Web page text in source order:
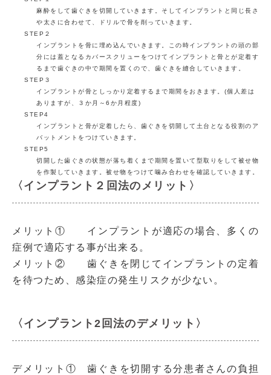
麻酔をして歯ぐきを切開していきます。そしてインプラントと同じ長さ
や太さに合わせて、ドリルで骨を削っていきます。
STEP２
インプラントを骨に埋め込んでいきます。この時インプラントの頭の部
分には蓋となるカバースクリューをつけてインプラントと骨とが定着す
るまで歯ぐきの中で期間を置くので、歯ぐきを縫合していきます。
STEP３
インプラントが骨としっかり定着するまで期間をおきます。(個人差は
ありますが、３か月～6か月程度)
STEP4
インプラントと骨が定着したら、歯ぐきを切開して土台となる役割のア
バットメントをつけていきます。
STEP5
切開した歯ぐきの状態が落ち着くまで期間を置いて型取りをして被せ物
を作製していきます。被せ物をつけて噛み合わせを確認していきます。
〈インプラント２回法のメリット〉
メリット① インプラントが適応の場合、多くの
症例で適応する事が出来る。
メリット② 歯ぐきを閉じてインプラントの定着
を待つため、感染症の発生リスクが少ない。
〈インプラント2回法のデメリット〉
デメリット① 歯ぐきを切開する分患者さんの負担